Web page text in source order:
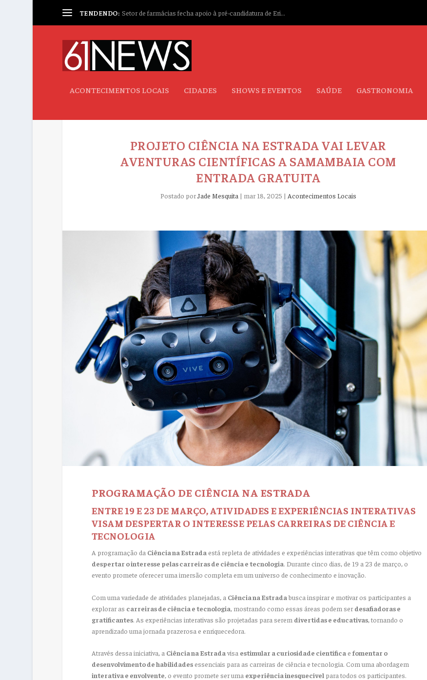
TENDENDO: Setor de farmácias fecha apoio à pré-candidatura de Eri...
ACONTECIMENTOS LOCAIS CIDADES SHOWS E EVENTOS SAÚDE GASTRONOMIA
PROJETO CIÊNCIA NA ESTRADA VAI LEVAR
AVENTURAS CIENTÍFICAS A SAMAMBAIA COM
ENTRADA GRATUITA
Postado porJade Mesquita | mar 18, 2025 | Acontecimentos Locais
PROGRAMAÇÃO DE CIÊNCIA NA ESTRADA
ENTRE 19 E 23 DE MARÇO, ATIVIDADES E EXPERIÊNCIAS INTERATIVAS
VISAM DESPERTAR O INTERESSE PELAS CARREIRAS DE CIÊNCIA E
TECNOLOGIA
A programação da Ciência na Estrada está repleta de atividades e experiências interativas que têm como objetivo
despertar o interesse pelas carreiras de ciência e tecnologia. Durante cinco dias, de 19 a 23 de março, o
evento promete oferecer uma imersão completa em um universo de conhecimento e inovação.
Com uma variedade de atividades planejadas, a Ciência na Estrada busca inspirar e motivar os participantes a
explorar as carreiras de ciência e tecnologia, mostrando como essas áreas podem ser desafiadoras e
gratificantes. As experiências interativas são projetadas para serem divertidas e educativas, tornando o
aprendizado uma jornada prazerosa e enriquecedora.
Através dessa iniciativa, a Ciência na Estrada visa estimular a curiosidade científica e fomentar o
desenvolvimento de habilidadesessenciais para as carreiras de ciência e tecnologia. Com uma abordagem
interativa e envolvente, o evento promete ser uma experiência inesquecível para todos os participantes.